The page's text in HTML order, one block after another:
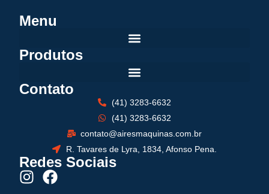
Menu
Produtos
Contato
(41) 3283-6632
(41) 3283-6632
contato@airesmaquinas.com.br
R. Tavares de Lyra, 1834, Afonso Pena.
Redes Sociais